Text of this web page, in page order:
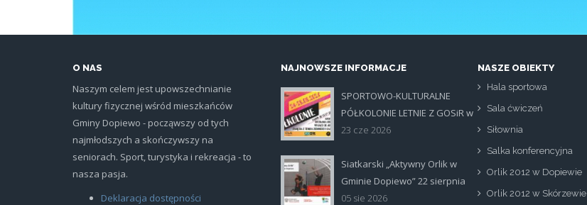
O NAS
Naszym celem jest upowszechnianie
kultury fizycznej wśród mieszkańców
Gminy Dopiewo - począwszy od tych
najmłodszych a skończywszy na
seniorach. Sport, turystyka i rekreacja - to
nasza pasja.
Deklaracja dostępności
NAJNOWSZE INFORMACJE
plakat.jpg
SPORTOWO-KULTURALNE
PÓŁKOLONIE LETNIE Z GOSiR w
DOPIEWIE
23 cze 2026
siatka_poziom.jpg
Siatkarski „Aktywny Orlik w
Gminie Dopiewo” 22 sierpnia
05 sie 2026
NASZE OBIEKTY
Hala sportowa
Sala ćwiczeń
Siłownia
Salka konferencyjna
Orlik 2012 w Dopiewie
Orlik 2012 w Skórzewie